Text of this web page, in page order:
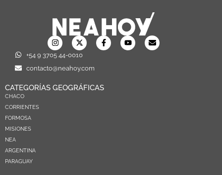
+54 9 3705 44-0010
contacto@neahoy.com
CATEGORÍAS GEOGRÁFICAS
CHACO
CORRIENTES
FORMOSA
MISIONES
NEA
ARGENTINA
PARAGUAY